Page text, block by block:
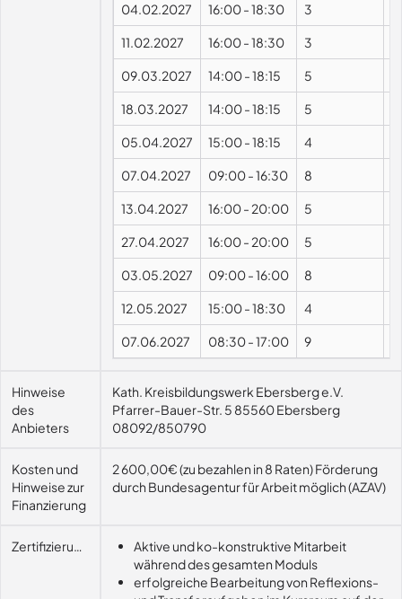
04.02.2027 16:00-18:30 3
11.02.2027 16:00-18:30 3
09.03.2027 14:00-18:15 5
18.03.2027 14:00-18:15 5
05.04.2027 15:00-18:15 4
07.04.2027 09:00-16:30 8
13.04.2027 16:00- 20:00 5
27.04.2027 16:00- 20:00 5
03.05.2027 09:00-16:00 8
12.05.2027 15:00-18:30 4
07.06.2027 08:30-17:00 9
Hinweise
des
Anbieters
Kath. Kreisbildungswerk Ebersberg e.V.
Pfarrer-Bauer-Str. 5 85560 Ebersberg
08092/850790
Kosten und
Hinweise zur
Finanzierung
2 600,00€ (zu bezahlen in 8 Raten) Förderung
durch Bundesagentur für Arbeit möglich (AZAV)
ZertifizierungsvoraussetzungAktive und ko-konstruktive Mitarbeit
während des gesamten Moduls
erfolgreiche Bearbeitung von Reflexions-